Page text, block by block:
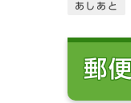
あしあと
郵